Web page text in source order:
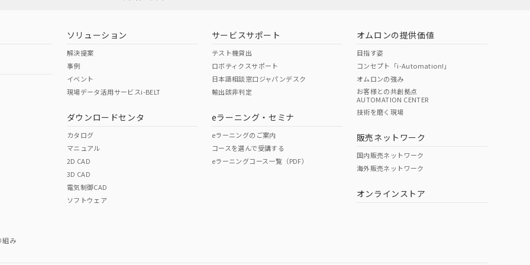
O O
等で未対応品が混在する可能性があります。
合わせください。
（日本
（アメリカ
この製品の規格認証/適合状況ページへ
その他の認証はこちらのページからご検索ください
組み
ソリューション
解決提案
事例
イベント
現場データ活用サービスi-BELT
ダウンロードセンタ
カタログ
マニュアル
2D CAD
3D CAD
電気制御CAD
ソフトウェア
サービスサポート
テスト機貸出
ロボティクスサポート
日本語相談窓口ジャパンデスク
輸出該非判定
eラーニング・セミナ
eラーニングのご案内
コースを選んで受講する
eラーニングコース一覧（PDF）
オムロンの提供価値
目指す姿
コンセプト「i-Automation!」
オムロンの強み
お客様との共創拠点
AUTOMATION CENTER
技術を磨く現場
販売ネットワーク
国内販売ネットワーク
海外販売ネットワーク
オンラインストア